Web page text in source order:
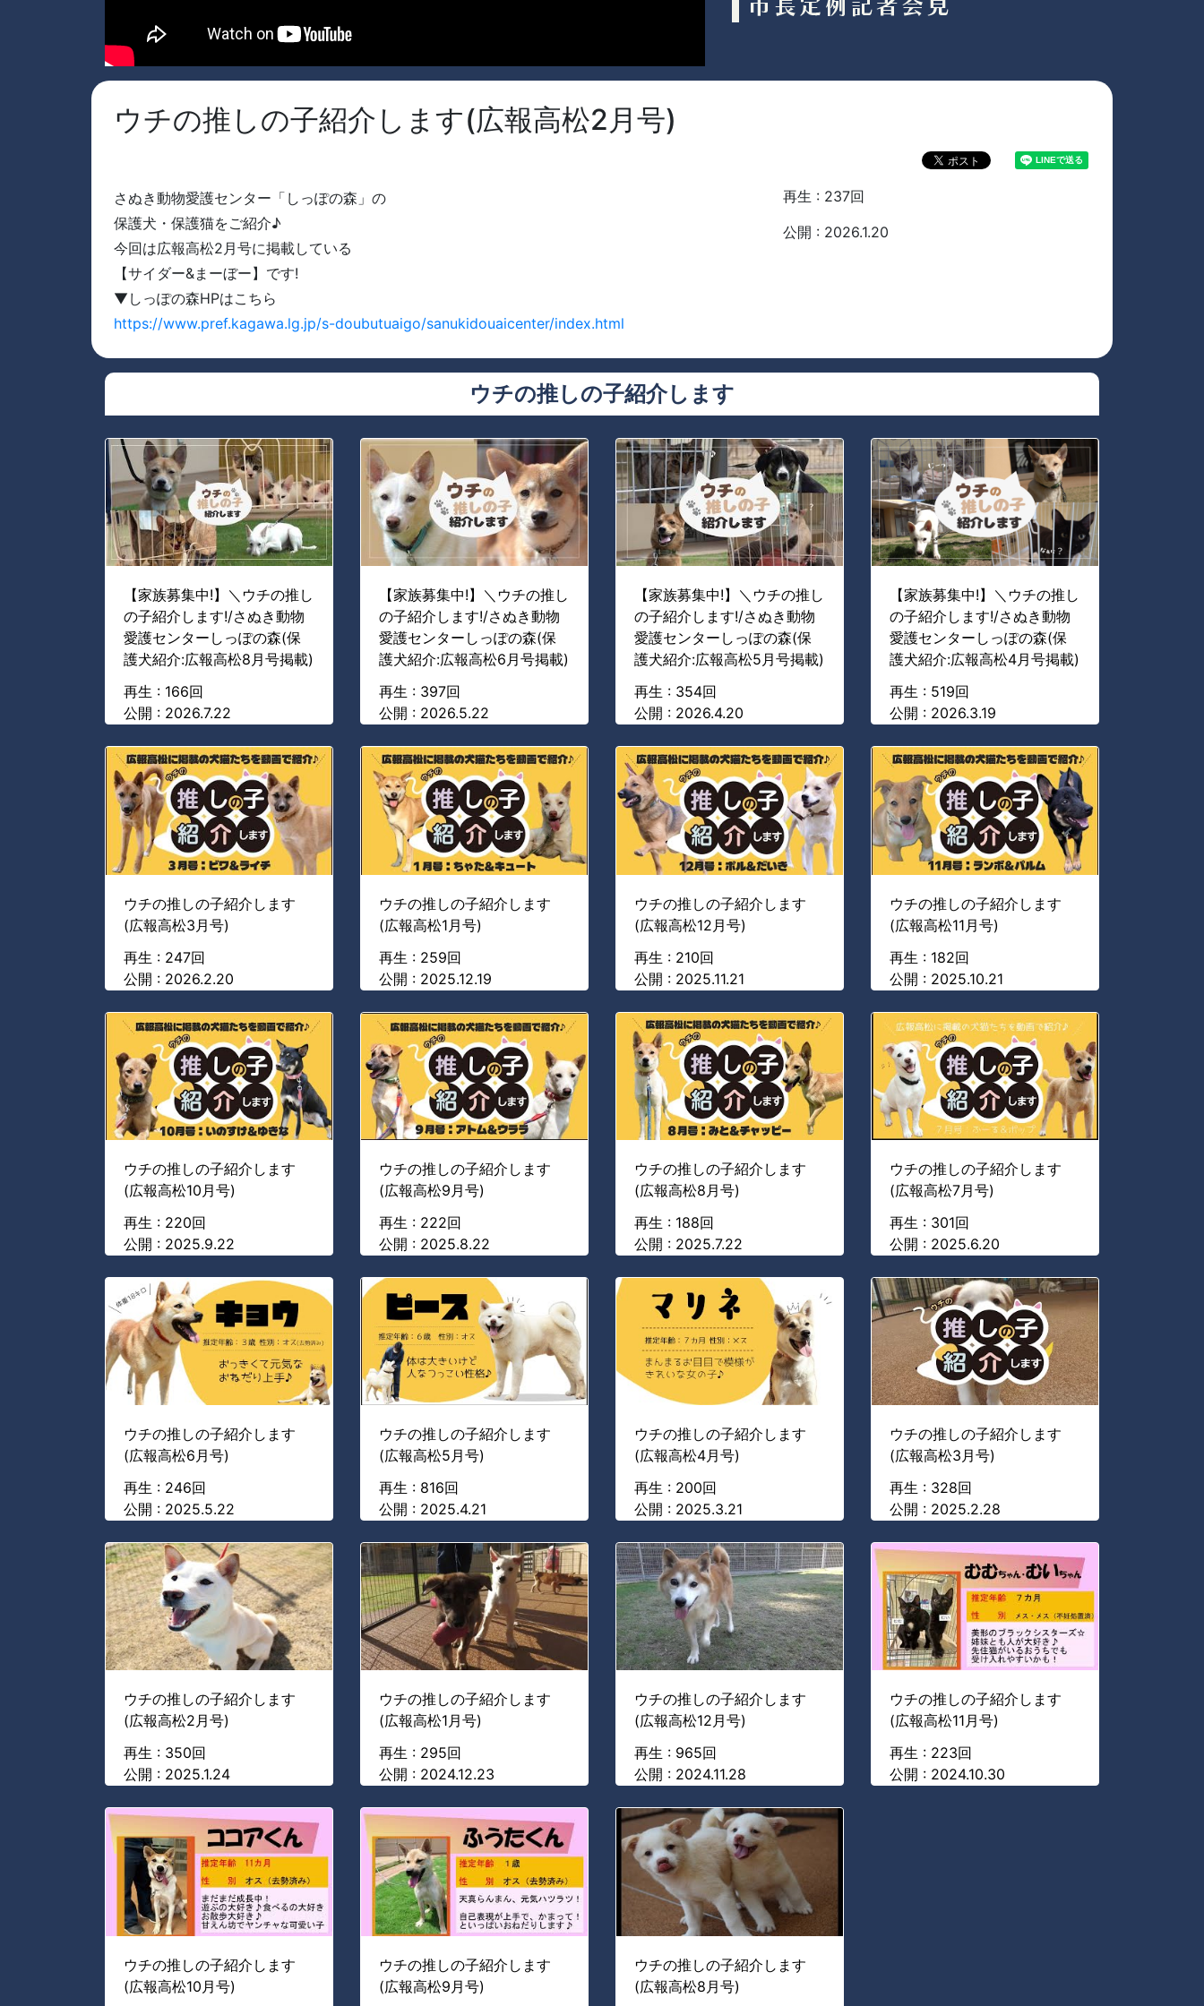
ウチの推しの子紹介します(広報高松2月号)
さぬき動物愛護センター「しっぽの森」の
保護犬・保護猫をご紹介♪
今回は広報高松2月号に掲載している
【サイダー&まーぼー】です!
▼しっぽの森HPはこちら
https://www.pref.kagawa.lg.jp/s-doubutuaigo/sanukidouaicenter/index.html
再生 : 237回
公開 : 2026.1.20
ウチの推しの子紹介します
【家族募集中!】＼ウチの推し
の子紹介します!/さぬき動物
愛護センターしっぽの森(保
護犬紹介:広報高松8月号掲載)
再生 : 166回
公開 : 2026.7.22
【家族募集中!】＼ウチの推し
の子紹介します!/さぬき動物
愛護センターしっぽの森(保
護犬紹介:広報高松6月号掲載)
再生 : 397回
公開 : 2026.5.22
【家族募集中!】＼ウチの推し
の子紹介します!/さぬき動物
愛護センターしっぽの森(保
護犬紹介:広報高松5月号掲載)
再生 : 354回
公開 : 2026.4.20
【家族募集中!】＼ウチの推し
の子紹介します!/さぬき動物
愛護センターしっぽの森(保
護犬紹介:広報高松4月号掲載)
再生 : 519回
公開 : 2026.3.19
ウチの推しの子紹介します
(広報高松3月号)
再生 : 247回
公開 : 2026.2.20
ウチの推しの子紹介します
(広報高松1月号)
再生 : 259回
公開 : 2025.12.19
ウチの推しの子紹介します
(広報高松12月号)
再生 : 210回
公開 : 2025.11.21
ウチの推しの子紹介します
(広報高松11月号)
再生 : 182回
公開 : 2025.10.21
ウチの推しの子紹介します
(広報高松10月号)
再生 : 220回
公開 : 2025.9.22
ウチの推しの子紹介します
(広報高松9月号)
再生 : 222回
公開 : 2025.8.22
ウチの推しの子紹介します
(広報高松8月号)
再生 : 188回
公開 : 2025.7.22
ウチの推しの子紹介します
(広報高松7月号)
再生 : 301回
公開 : 2025.6.20
ウチの推しの子紹介します
(広報高松6月号)
再生 : 246回
公開 : 2025.5.22
ウチの推しの子紹介します
(広報高松5月号)
再生 : 816回
公開 : 2025.4.21
ウチの推しの子紹介します
(広報高松4月号)
再生 : 200回
公開 : 2025.3.21
ウチの推しの子紹介します
(広報高松3月号)
再生 : 328回
公開 : 2025.2.28
ウチの推しの子紹介します
(広報高松2月号)
再生 : 350回
公開 : 2025.1.24
ウチの推しの子紹介します
(広報高松1月号)
再生 : 295回
公開 : 2024.12.23
ウチの推しの子紹介します
(広報高松12月号)
再生 : 965回
公開 : 2024.11.28
ウチの推しの子紹介します
(広報高松11月号)
再生 : 223回
公開 : 2024.10.30
ウチの推しの子紹介します
(広報高松10月号)
ウチの推しの子紹介します
(広報高松9月号)
ウチの推しの子紹介します
(広報高松8月号)